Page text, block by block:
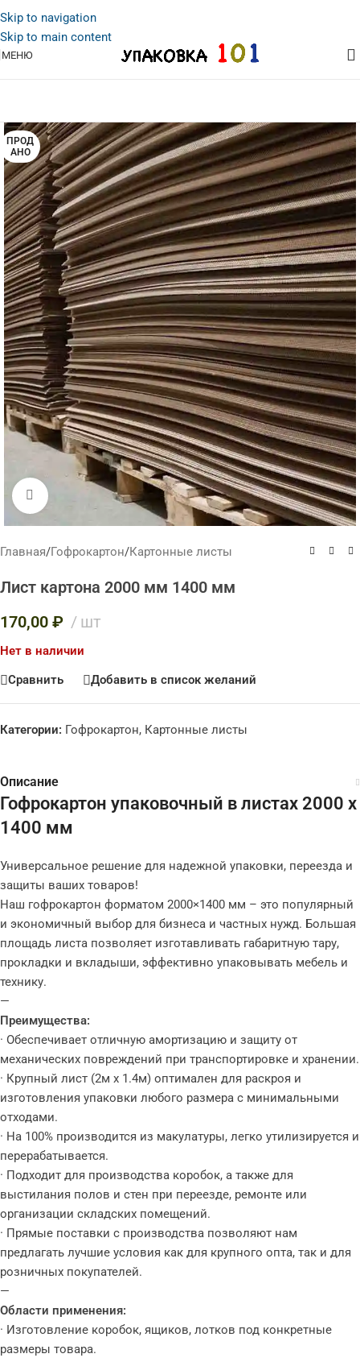
Skip to navigation
Skip to main content
МЕНЮ
ПРОД
АНО
Нажмите, чтобы увеличить
Главная/Гофрокартон/Картонные листы
Лист картона 2000 мм 1400 мм
170,00 ₽ шт
Нет в наличии
Сравнить Добавить в список желаний
Категории: Гофрокартон, Картонные листы
Описание
Гофрокартон упаковочный в листах 2000 x
1400 мм
Универсальное решение для надежной упаковки, переезда и
защиты ваших товаров!
Наш гофрокартон форматом 2000×1400 мм – это популярный
и экономичный выбор для бизнеса и частных нужд. Большая
площадь листа позволяет изготавливать габаритную тару,
прокладки и вкладыши, эффективно упаковывать мебель и
технику.
—
Преимущества:
· Обеспечивает отличную амортизацию и защиту от
механических повреждений при транспортировке и хранении.
· Крупный лист (2м х 1.4м) оптимален для раскроя и
изготовления упаковки любого размера с минимальными
отходами.
· На 100% производится из макулатуры, легко утилизируется и
перерабатывается.
· Подходит для производства коробок, а также для
выстилания полов и стен при переезде, ремонте или
организации складских помещений.
· Прямые поставки с производства позволяют нам
предлагать лучшие условия как для крупного опта, так и для
розничных покупателей.
—
Области применения:
· Изготовление коробок, ящиков, лотков под конкретные
размеры товара.